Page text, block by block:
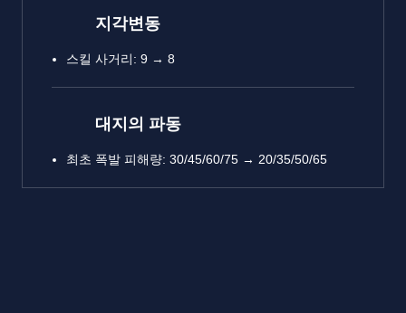
지각변동
스킬 사거리: 9 → 8
대지의 파동
최초 폭발 피해량: 30/45/60/75 → 20/35/50/65